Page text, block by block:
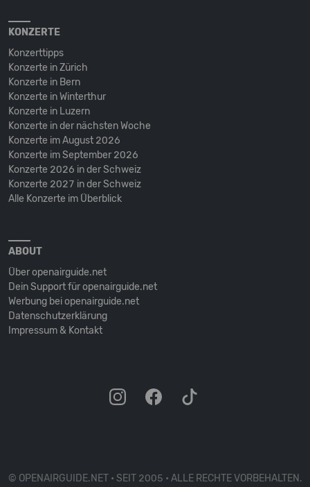
KONZERTE
Konzerttipps
Konzerte in Zürich
Konzerte in Bern
Konzerte in Winterthur
Konzerte in Luzern
Konzerte in der nächsten Woche
Konzerte im August 2026
Konzerte im September 2026
Konzerte 2026 in der Schweiz
Konzerte 2027 in der Schweiz
Alle Konzerte im Überblick
ABOUT
Über openairguide.net
Dein Support für openairguide.net
Werbung bei openairguide.net
Datenschutz­erklärung
Impressum & Kontakt
© OPENAIRGUIDE.NET • SEIT 2005 • ALLE RECHTE VORBEHALTEN.